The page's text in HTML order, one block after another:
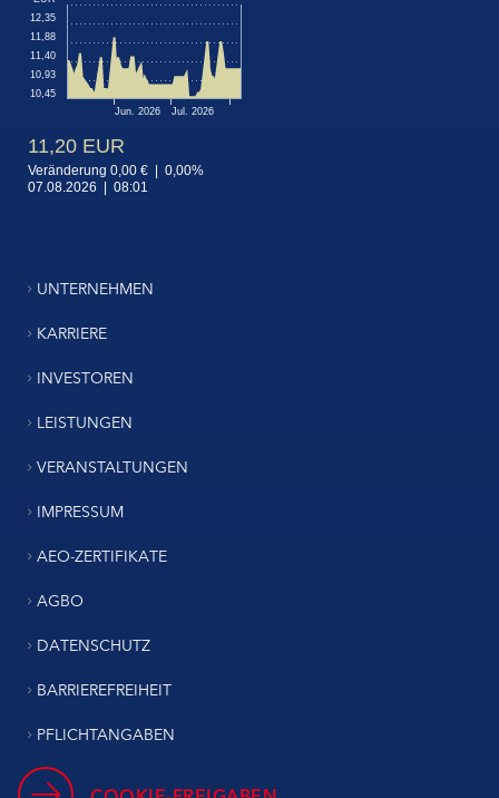
UNTERNEHMEN
KARRIERE
INVESTOREN
LEISTUNGEN
VERANSTALTUNGEN
IMPRESSUM
AEO-ZERTIFIKATE
AGBO
DATENSCHUTZ
BARRIEREFREIHEIT
PFLICHTANGABEN